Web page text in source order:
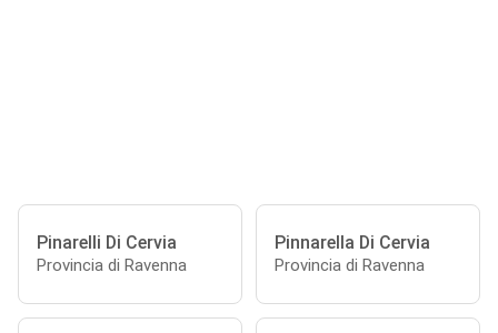
Pinarelli Di Cervia
Provincia di Ravenna
Pinnarella Di Cervia
Provincia di Ravenna